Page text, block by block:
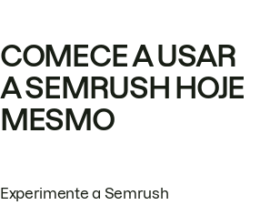
COMECE A USAR
A SEMRUSH HOJE
MESMO
Experimente a Semrush